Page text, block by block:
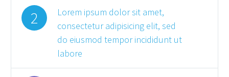
2
Lorem ipsum dolor sit amet,
consectetur adipisicing elit, sed
do eiusmod tempor incididunt ut
labore